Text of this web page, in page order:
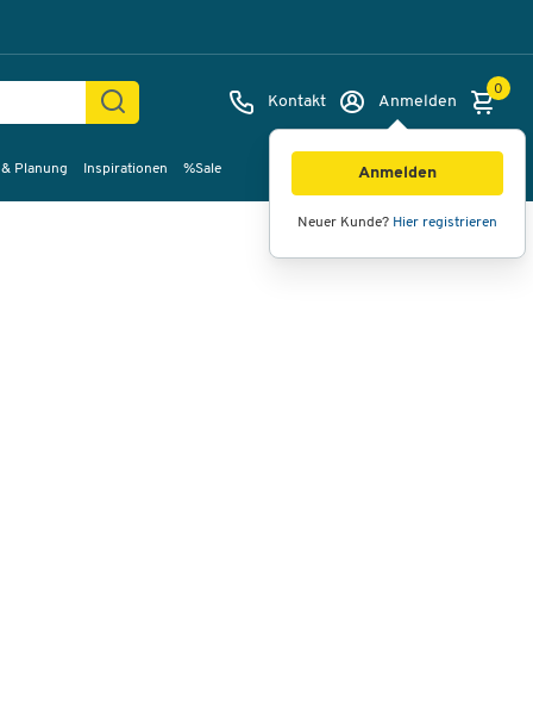
Kontakt Anmelden
Anmelden
Neuer Kunde? Hier registrieren
0
Planung Inspirationen %Sale
Bilder Videos 360°-Ansicht